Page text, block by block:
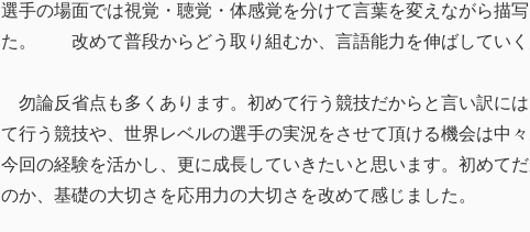
選手の場面では視覚・聴覚・体感覚を分けて言葉を変えながら描
た。 改めて普段からどう取り組むか、言語能力を伸ばしていく
勿論反省点も多くあります。初めて行う競技だからと言い訳に
て行う競技や、世界レベルの選手の実況をさせて頂ける機会は中
今回の経験を活かし、更に成長していきたいと思います。初めて
のか、基礎の大切さを応用力の大切さを改めて感じました。